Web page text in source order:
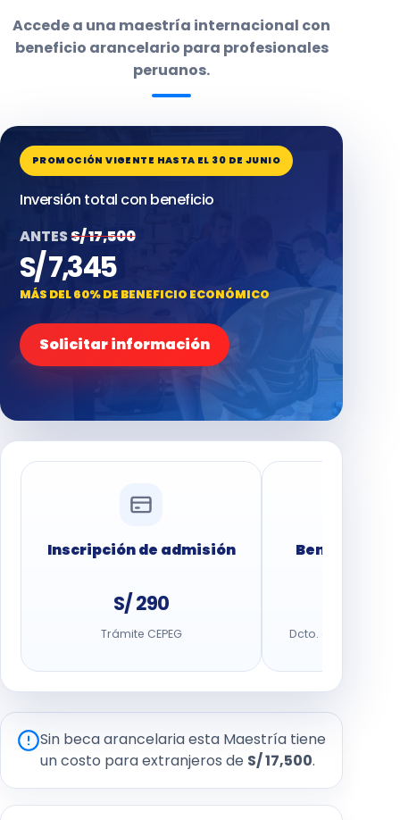
Accede a una maestría internacional con
beneficio arancelario para profesionales
peruanos.
PROMOCIÓN VIGENTE HASTA EL 30 DE JUNIO
Inversión total con beneficio
ANTESS/ 17,500
S/ 7,345
MÁS DEL 60% DE BENEFICIO ECONÓMICO
Solicitar información
Inscripción de admisión
S/ 290
Trámite CEPEG
Beneficio
Dcto. del 15%
Sin beca arancelaria esta Maestría tiene
un costo para extranjeros de S/ 17,500.